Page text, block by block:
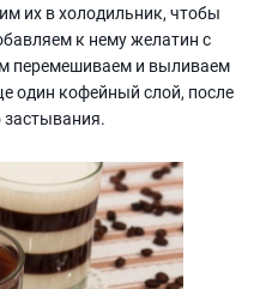
их в холодильник, чтобы
к нему желатин с
перемешиваем и выливаем
один кофейный слой, после
застывания.